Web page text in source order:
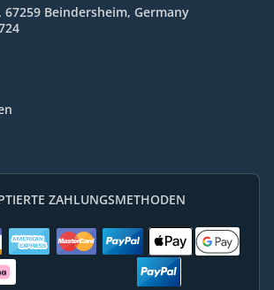
67259 Beindersheim, Germany
ZAHLUNGSMETHODEN